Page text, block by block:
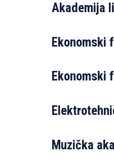
Akademija
Ekonomski
Ekonomski
Muzička